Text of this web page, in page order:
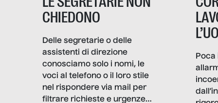
CHIEDONO
Delle segretarie o delle
assistenti di direzione
conosciamo solo i nomi, le
voci al telefono o il loro stile
nel rispondere via mail per
filtrare richieste e urgenze. I